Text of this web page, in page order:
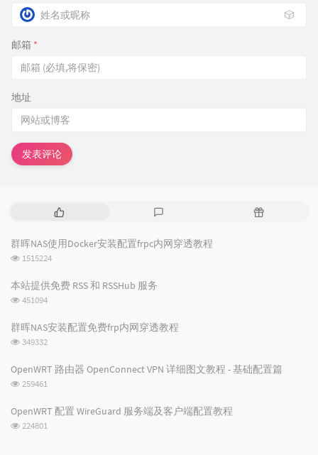
🎲
邮箱 *
地址
发表评论
热
文
章
评
论
随
群晖NAS使用Docker安装配置frpc内网穿透教程
浏
次
数:
1515224
本站提供免费 RSS 和 RSSHub 服务
浏
次
数:
451094
群晖NAS安装配置免费frp内网穿透教程
浏
次
349332
OpenWRT 路由器 OpenConnect VPN 详细图文教程 - 基础配置篇
浏
次
259461
OpenWRT 配置 WireGuard 服务端及客户端配置教程
浏
224801